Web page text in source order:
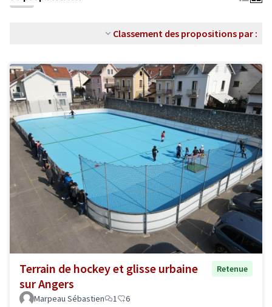
Classement des propositions par :
Terrain de hockey et glisse urbaine
sur Angers
Retenue
Marpeau Sébastien 1 6